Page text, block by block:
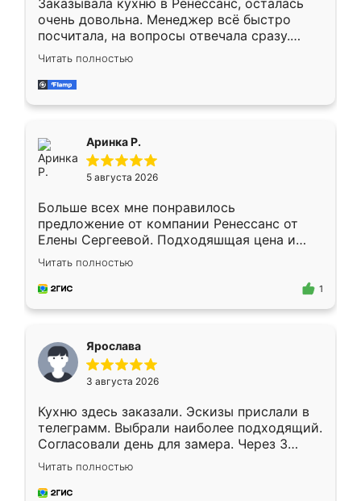
Заказывала кухню в Ренессанс, осталась
очень довольна. Менеджер всё быстро
посчитала, на вопросы отвечала сразу.
Замерщик приехал в субботу, подошёл к
делу со всей ответственностью. Собрали
за день, ребята работали аккуратно, даже
Читать полностью
Аринка Р.
5 августа 2026
Больше всех мне понравилось
предложение от компании Ренессанс от
Елены Сергеевой. Подходяшщая цена и
короткие сроки изготовления. Приехавший
для замера сотрудник Владислав
предложил по моему эскизу самый
Читать полностью
1
Ярослава
3 августа 2026
Кухню здесь заказали. Эскизы прислали в
телеграмм. Выбрали наиболее подходящий.
Согласовали день для замера. Через 3
недели кухня была уже готова. Остались
довольны работой. Спасибо Ренессанс
мебель за качественную работу!
Читать полностью